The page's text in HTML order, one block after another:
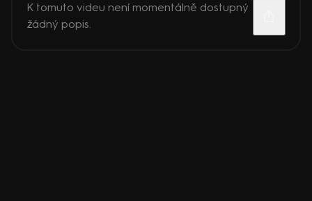
K tomuto videu není momentálně dostupný
žádný popis.